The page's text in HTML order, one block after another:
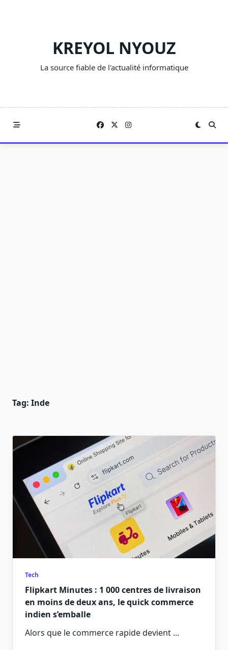
KREYOL NYOUZ
La source fiable de l'actualité informatique
Tag: Inde
Tech
Flipkart Minutes : 1 000 centres de livraison
en moins de deux ans, le quick commerce
indien s’emballe
Alors que le commerce rapide devient ...